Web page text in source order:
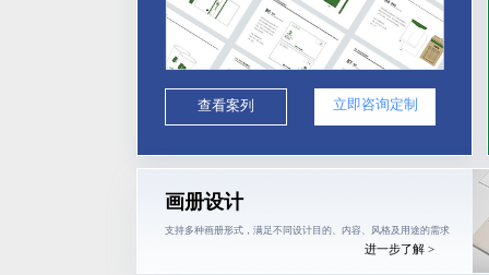
查看案列 立即咨询定制
画册设计
支持多种画册形式，满足不同设计目的、内容、风格及用途的需求
进一步了解 >